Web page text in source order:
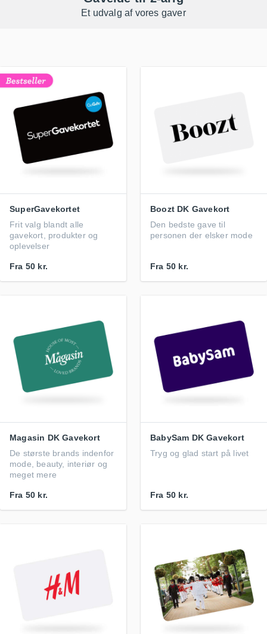
Et udvalg af vores gaver
SuperGavekortet
Frit valg blandt alle
gavekort, produkter og
oplevelser
Fra 50 kr.
Boozt DK Gavekort
Den bedste gave til
personen der elsker mode
Fra 50 kr.
Magasin DK Gavekort
De største brands indenfor
mode, beauty, interiør og
meget mere
Fra 50 kr.
BabySam DK Gavekort
Tryg og glad start på livet
Fra 50 kr.